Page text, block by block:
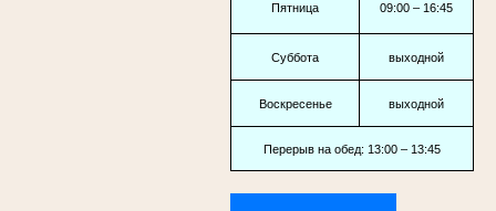
Пятница 09:00 – 16:45
Суббота выходной
Воскресенье выходной
Перерыв на обед: 13:00 – 13:45